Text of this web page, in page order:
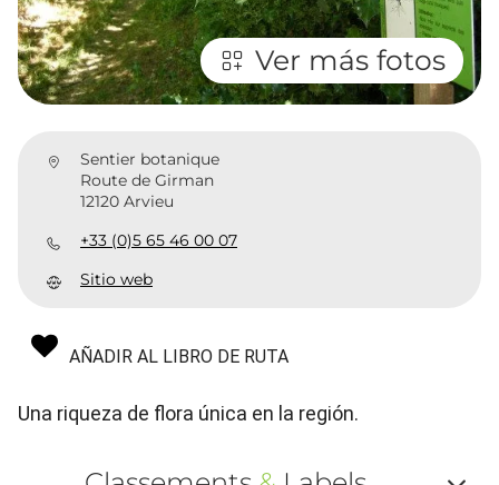
Ver más fotos
Sentier botanique
Route de Girman
12120 Arvieu
+33 (0)5 65 46 00 07
Sitio web
AÑADIR AL LIBRO DE RUTA
Una riqueza de flora única en la región.